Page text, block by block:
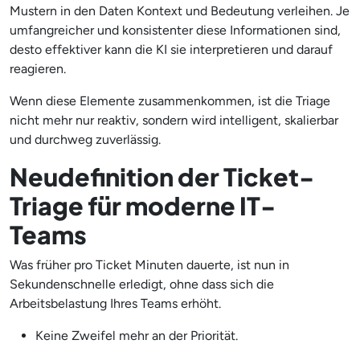
Mustern in den Daten Kontext und Bedeutung verleihen. Je
umfangreicher und konsistenter diese Informationen sind,
desto effektiver kann die KI sie interpretieren und darauf
reagieren.
Wenn diese Elemente zusammenkommen, ist die Triage
nicht mehr nur reaktiv, sondern wird intelligent, skalierbar
und durchweg zuverlässig.
Neudefinition der Ticket-
Triage für moderne IT-
Teams
Was früher pro Ticket Minuten dauerte, ist nun in
Sekundenschnelle erledigt, ohne dass sich die
Arbeitsbelastung Ihres Teams erhöht.
Keine Zweifel mehr an der Priorität.